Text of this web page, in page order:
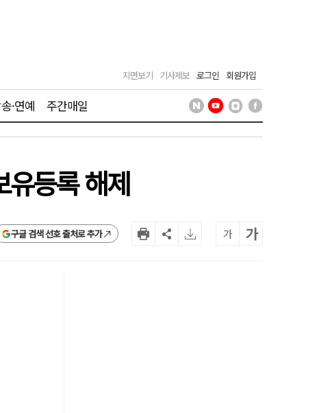
지면보기 기사제보 로그인 회원가입
·연예 주간매일
유등록 해제
구글 검색 선호 출처로 추가 가 가